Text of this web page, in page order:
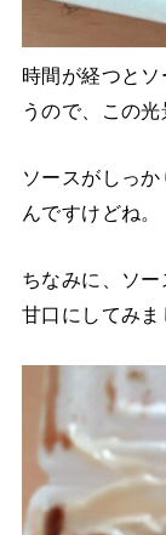
時間が経つと
うので、この
ソースがしっ
んですけどね。
ちなみに、ソ
甘口にしてみま